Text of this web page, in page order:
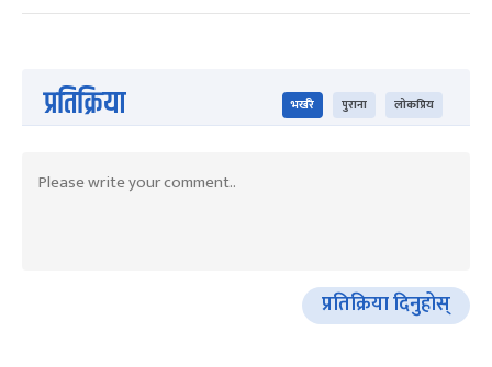
प्रतिक्रिया भर्खरै पुराना लोकप्रिय
प्रतिक्रिया दिनुहोस्